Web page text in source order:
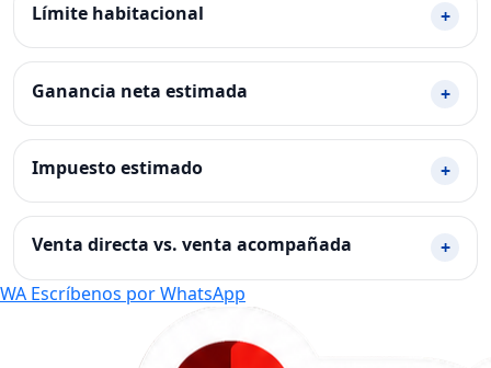
Límite habitacional +
Ganancia neta estimada +
Impuesto estimado +
Venta directa vs. venta acompañada
+
WA Escríbenos por WhatsApp